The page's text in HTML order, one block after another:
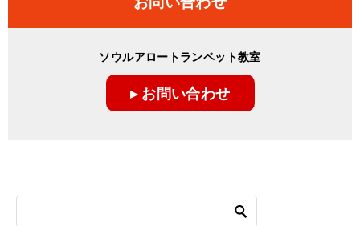
ビ
ソウルアロートランペット教室
▸ お問い合わせ